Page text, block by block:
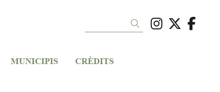
Link aLink
Cercar
MUNICIPIS CRÈDITS